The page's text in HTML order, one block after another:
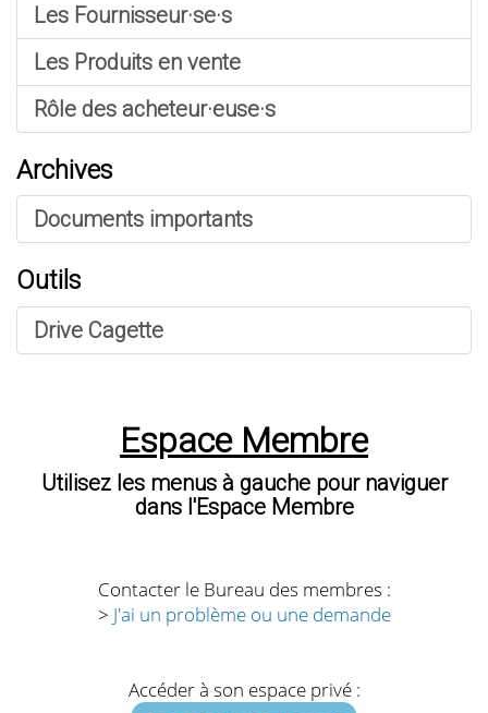
Les Fournisseur·se·s
Les Produits en vente
Rôle des acheteur·euse·s
Archives
Documents importants
Outils
Drive Cagette
Espace Membre
Utilisez les menus à gauche pour naviguer
dans l'Espace Membre
Contacter le Bureau des membres :
> J'ai un problème ou une demande
Accéder à son espace privé :